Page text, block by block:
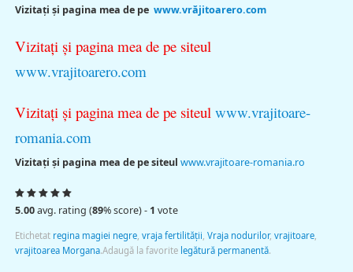
Vizitaţi şi pagina mea de pe www.vrăjitoarero.com
Vizitaţi şi pagina mea de pe siteul
www.vrajitoarero.com
Vizitaţi şi pagina mea de pe siteul www.vrajitoare-
romania.com
Vizitaţi şi pagina mea de pe siteul www.vrajitoare-romania.ro
5.00avg. rating (89% score) - 1 vote
Etichetat regina magiei negre, vraja fertilității, Vraja nodurilor, vrajitoare,
vrajitoarea Morgana.Adaugă la favorite legătură permanentă.